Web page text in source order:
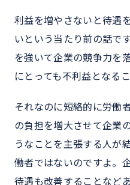
利益を増やさないと待遇
いという当たり前の話で
を強いて企業の競争力を
にとっても不利益となる
それなのに短絡的に労働
の負担を増大させて企業
うなことを主張する人が
働者ではないのですよ。
待遇も改善することなど